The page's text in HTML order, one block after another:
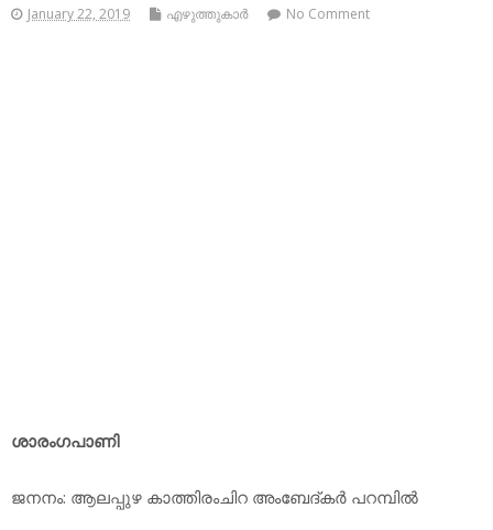
January 22, 2019 എഴുത്തുകാര്‍ No Comment
ശാരംഗപാണി
ജനനം: ആലപ്പുഴ കാത്തിരംചിറ അംബേദ്കര്‍ പറമ്പില്‍